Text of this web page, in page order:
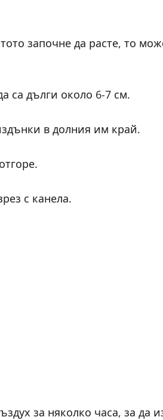
започне да расте, то
са дълги около 6-7 см.
в долния им край.
с канела.
за няколко часа, за да